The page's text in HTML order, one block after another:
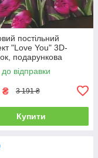
постільний
"Love You" 3D-
подарункова
полуторний
відправки
₴ 3 191 ₴
Купити